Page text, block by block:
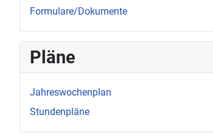
Formulare/Dokumente
Pläne
Jahreswochenplan
Stundenpläne